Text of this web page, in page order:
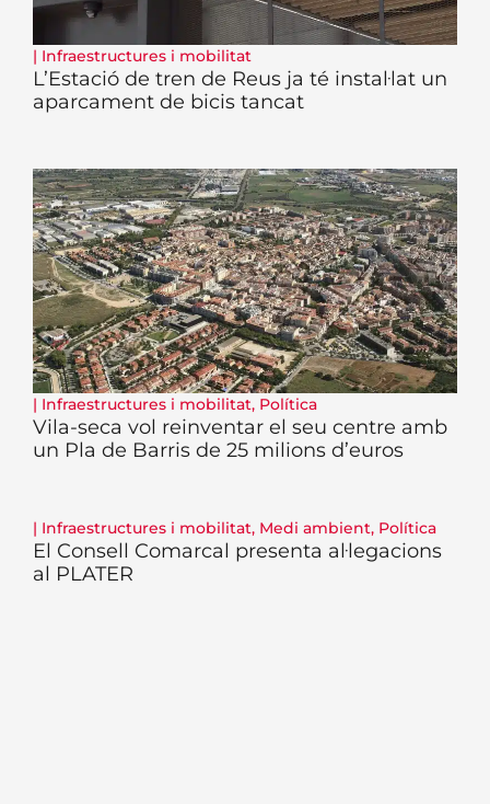
| Infraestructures i mobilitat
L’Estació de tren de Reus ja té instal·lat un
aparcament de bicis tancat
| Infraestructures i mobilitat, Política
Vila-seca vol reinventar el seu centre amb
un Pla de Barris de 25 milions d’euros
| Infraestructures i mobilitat, Medi ambient, Política
El Consell Comarcal presenta al·legacions
al PLATER